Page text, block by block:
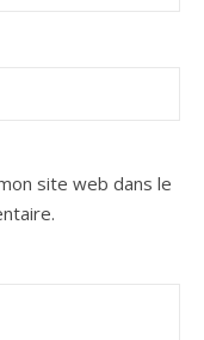
site web dans le